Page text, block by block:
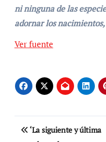
ni ninguna de las
adornar los
Ver fuente
Navegación
‘La siguiente y última